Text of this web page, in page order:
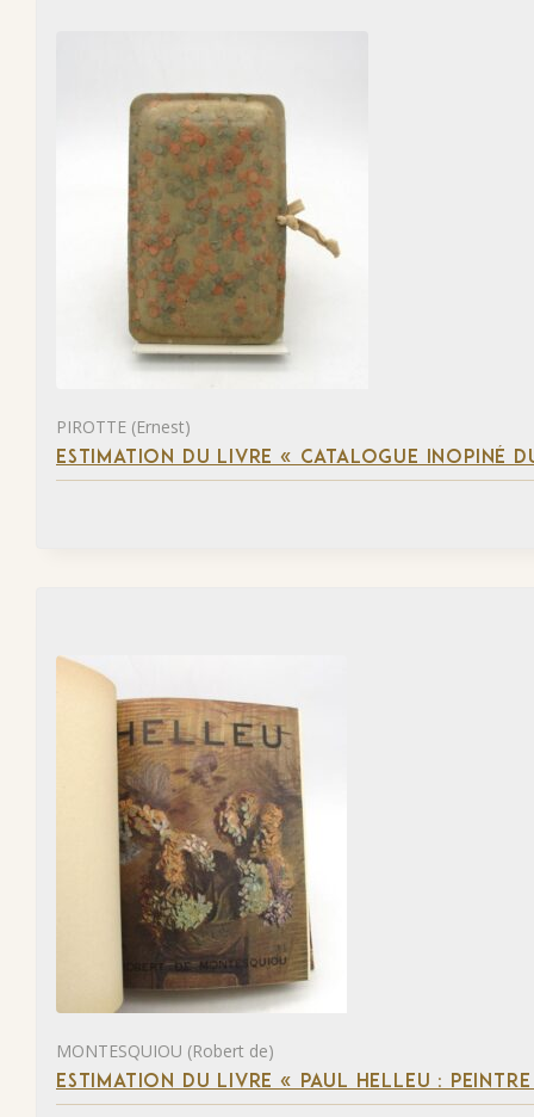
PIROTTE (Ernest)
ESTIMATION DU LIVRE « CATALOGUE INOPINÉ
MONTESQUIOU (Robert de)
ESTIMATION DU LIVRE « PAUL HELLEU :